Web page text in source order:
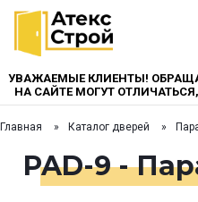
УВАЖАЕМЫЕ КЛИЕНТЫ!
НА САЙТЕ МОГУТ
Главная Каталог дверей
PAD-9 -